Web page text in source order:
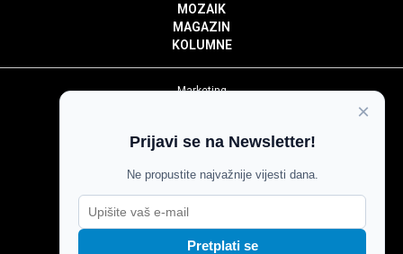
MOZAIK
MAGAZIN
KOLUMNE
Marketing
Impressum
Pravila komentiranja
Agroglas
×
Prijavi se na Newsletter!
Ne propustite najvažnije vijesti dana.
Pretplati se